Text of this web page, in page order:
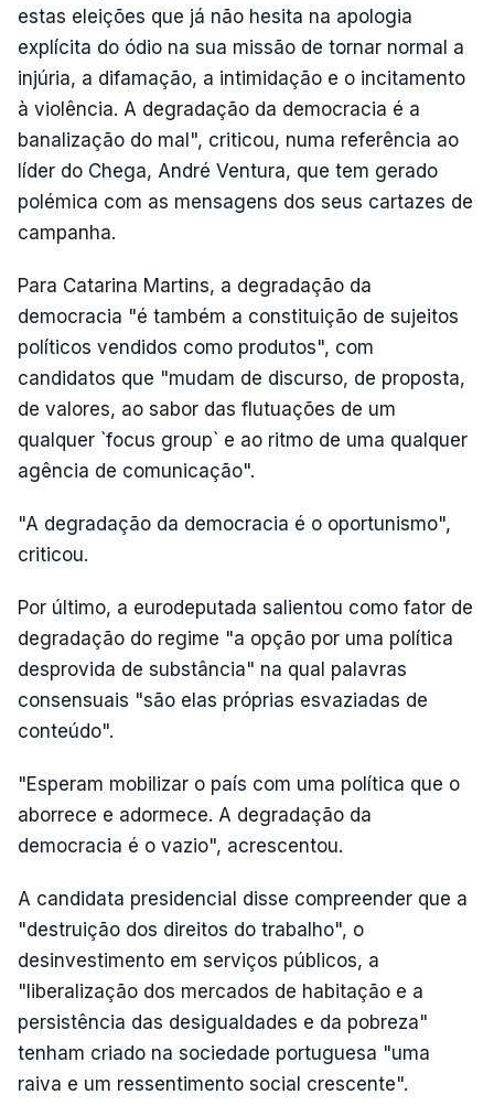
estas eleições que já não hesita na apologia
explícita do ódio na sua missão de tornar normal a
injúria, a difamação, a intimidação e o incitamento
à violência. A degradação da democracia é a
banalização do mal", criticou, numa referência ao
líder do Chega, André Ventura, que tem gerado
polémica com as mensagens dos seus cartazes de
campanha.
Para Catarina Martins, a degradação da
democracia "é também a constituição de sujeitos
políticos vendidos como produtos", com
candidatos que "mudam de discurso, de proposta,
de valores, ao sabor das flutuações de um
qualquer `focus group` e ao ritmo de uma qualquer
agência de comunicação".
"A degradação da democracia é o oportunismo",
criticou.
Por último, a eurodeputada salientou como fator de
degradação do regime "a opção por uma política
desprovida de substância" na qual palavras
consensuais "são elas próprias esvaziadas de
conteúdo".
"Esperam mobilizar o país com uma política que o
aborrece e adormece. A degradação da
democracia é o vazio", acrescentou.
A candidata presidencial disse compreender que a
"destruição dos direitos do trabalho", o
desinvestimento em serviços públicos, a
"liberalização dos mercados de habitação e a
persistência das desigualdades e da pobreza"
tenham criado na sociedade portuguesa "uma
raiva e um ressentimento social crescente".